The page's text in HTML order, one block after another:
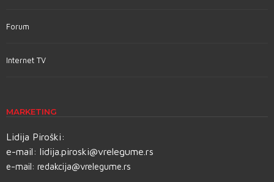
Forum
Internet TV
MARKETING
Lidija Piroški:
e-mail: lidija.piroski@vrelegume.rs
e-mail: redakcija@vrelegume.rs